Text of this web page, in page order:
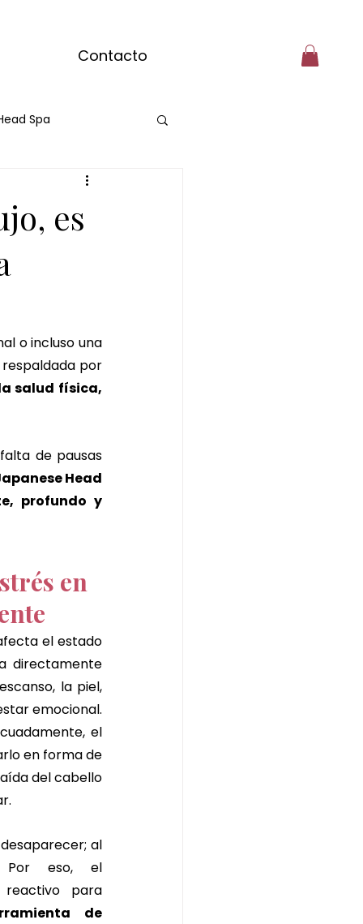
Contacto
Spa
es
o incluso una
por
salud física,
de pausas
Head
profundo y
en
el estado
directamente
la piel,
emocional.
el
en forma de
del cabello
al
Por eso, el
para
de